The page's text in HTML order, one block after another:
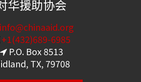
华援助协会
info@chinaaid.org
+1(432)689-6985
P.O. Box 8513
TX, 79708